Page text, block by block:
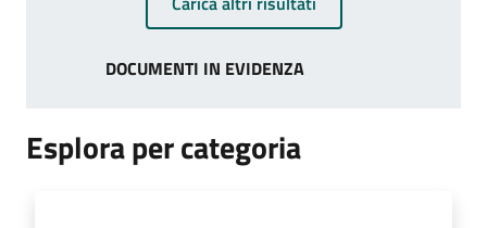
DOCUMENTI IN EVIDENZA
Esplora per categoria